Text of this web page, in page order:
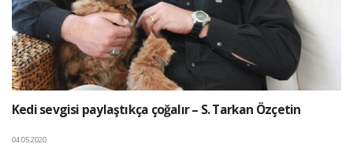
Kedi sevgisi paylaştıkça çoğalır – S. Tarkan Özçetin
04.05.2020